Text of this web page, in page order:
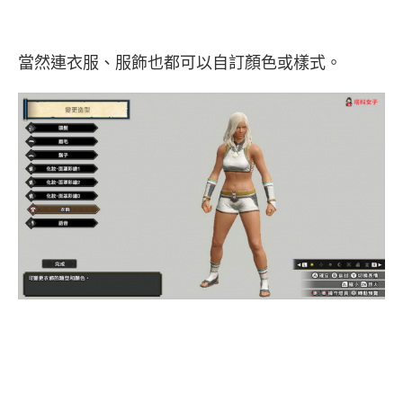
當然連衣服、服飾也都可以自訂顏色或樣式。